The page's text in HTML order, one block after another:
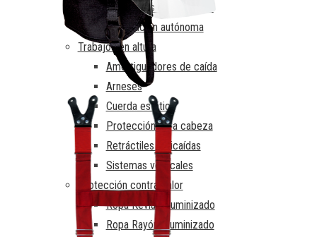
Mascarillas desechables
Respiración autónoma
Trabajos en altura
Amortiguadores de caída
Arneses
Cuerda estática
Protección para cabeza
Retráctiles anticaídas
Sistemas verticales
Protección contra calor
Ropa Kevlar Aluminizado
Ropa Rayón Aluminizado